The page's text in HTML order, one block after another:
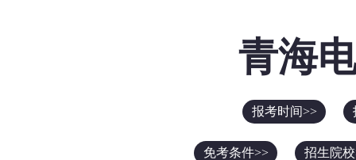
青海
报考时间>>
免考条件>> 招生院